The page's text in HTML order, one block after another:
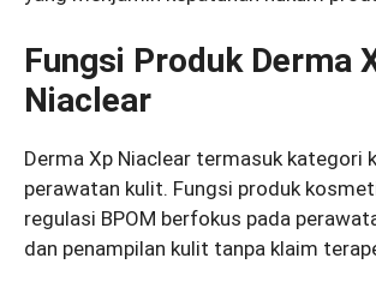
Fungsi Produk Derma
Niaclear
Derma Xp Niaclear termasuk kategori
perawatan kulit. Fungsi produk
regulasi BPOM berfokus pada
dan penampilan kulit tanpa klaim